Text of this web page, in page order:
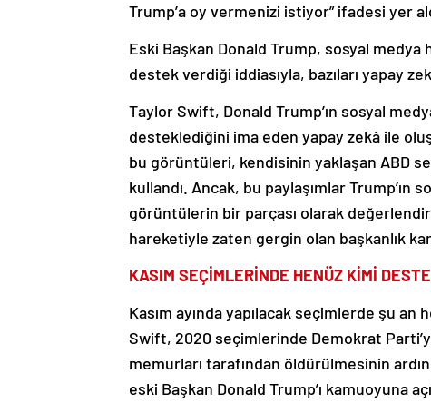
Trump’a oy vermenizi istiyor” ifadesi yer
Eski Başkan Donald Trump, sosyal medya
destek verdiği iddiasıyla, bazıları yapay
Taylor Swift, Donald Trump’ın sosyal
desteklediğini ima eden yapay zekâ ile
bu görüntüleri, kendisinin yaklaşan ABD
kullandı. Ancak, bu paylaşımlar Trump’ın
görüntülerin bir parçası olarak
hareketiyle zaten gergin olan başkanlık
KASIM SEÇİMLERİNDE HENÜZ KİMİ
Kasım ayında yapılacak seçimlerde şu
Swift, 2020 seçimlerinde Demokrat
memurları tarafından öldürülmesinin
eski Başkan Donald Trump’ı kamuoyuna